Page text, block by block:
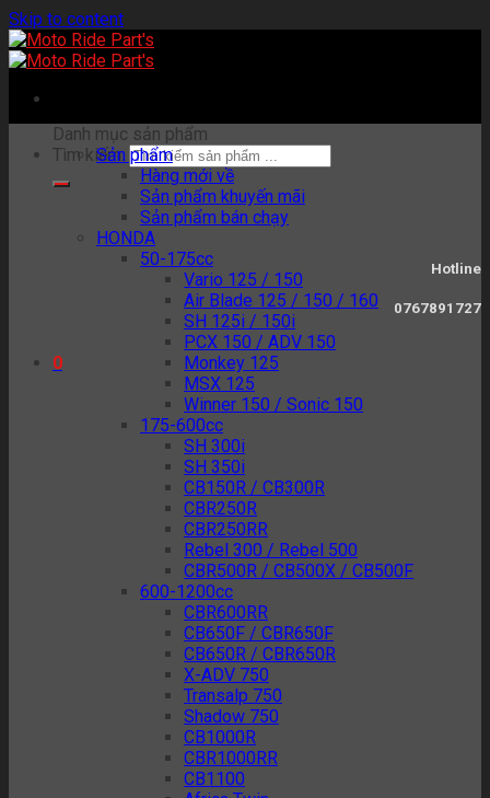
Skip to content
Tìm kiếm:
Hotline
0767891727
0
Danh mục sản phẩm
Sản phẩm
Hàng mới về
Sản phẩm khuyến mãi
Sản phẩm bán chạy
HONDA
50-175cc
Vario 125 / 150
Air Blade 125 / 150 / 160
SH 125i / 150i
PCX 150 / ADV 150
Monkey 125
MSX 125
Winner 150 / Sonic 150
175-600cc
SH 300i
SH 350i
CB150R / CB300R
CBR250R
CBR250RR
Rebel 300 / Rebel 500
CBR500R / CB500X / CB500F
600-1200cc
CBR600RR
CB650F / CBR650F
CB650R / CBR650R
X-ADV 750
Transalp 750
Shadow 750
CB1000R
CBR1000RR
CB1100